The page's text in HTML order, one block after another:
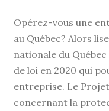
Opérez-vous une
au Québec? Alors
nationale du
de loi en 2020 qui
entreprise. Le
concernant la